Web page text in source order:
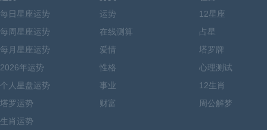
每日星座运势
每周星座运势
每月星座运势
2026年运势
个人星盘运势
塔罗运势
生肖运势
运势
在线测算
爱情
性格
事业
财富
12星座
占星
塔罗牌
心理测试
12生肖
周公解梦